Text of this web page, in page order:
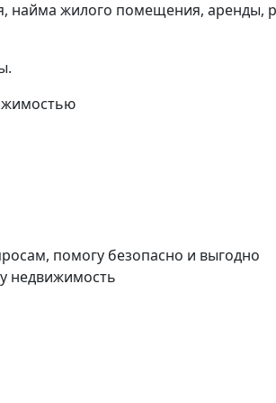
найма жилого помещения, аренды,
помогу безопасно и выгодно
недвижимость